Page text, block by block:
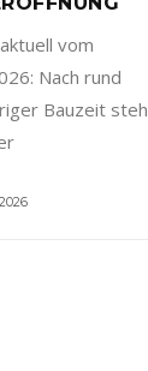
vom
Nach rund
Bauzeit